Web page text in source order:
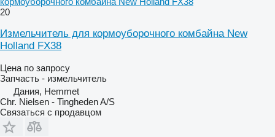
20
Измельчитель для кормоуборочного комбайна New
Holland FX38
Цена по запросу
Запчасть - измельчитель
Дания, Hemmet
Chr. Nielsen - Tingheden A/S
Связаться с продавцом